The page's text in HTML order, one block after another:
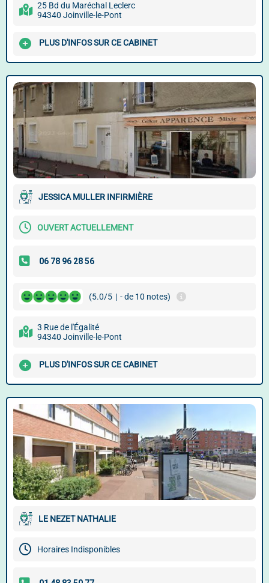
25 Bd du Maréchal Leclerc
94340 Joinville-le-Pont
PLUS D'INFOS SUR CE CABINET
JESSICA MULLER INFIRMIÈRE
OUVERT ACTUELLEMENT
(5.0/5 | - de 10 notes)
3 Rue de l'Égalité
94340 Joinville-le-Pont
PLUS D'INFOS SUR CE CABINET
LE NEZET NATHALIE
Horaires Indisponibles